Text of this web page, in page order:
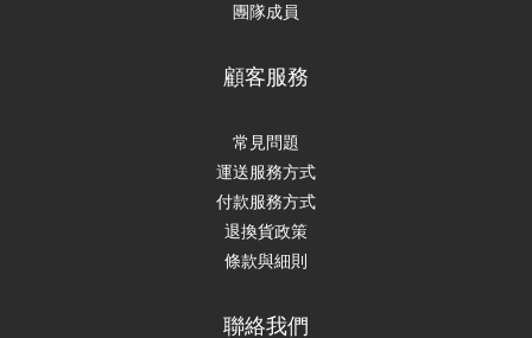
團隊成員
顧客服務
常見問題
運送服務方式
付款服務方式
退換貨政策
條款與細則
聯絡我們